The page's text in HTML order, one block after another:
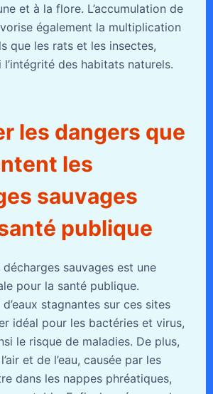
et à la flore. L’accumulation de
également la multiplication
que les rats et les insectes,
l’intégrité des habitats naturels.
les dangers que
les
sauvages
publique
sauvages est une
pour la santé publique.
d’eaux stagnantes sur ces sites
idéal pour les bactéries et virus,
le risque de maladies. De plus,
et de l’eau, causée par les
dans les nappes phréatiques,